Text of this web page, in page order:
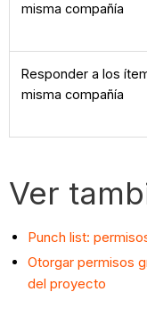
misma compañía
Responder a los
misma compañía
Ver
Punch list:
Otorgar permisos
del proyecto